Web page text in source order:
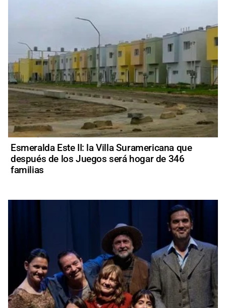
Esmeralda Este II: la Villa Suramericana que
después de los Juegos será hogar de 346
familias